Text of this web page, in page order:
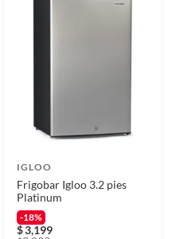
IGLOO
Frigobar Igloo 3.2 pies
Platinum
-18%
$3,199